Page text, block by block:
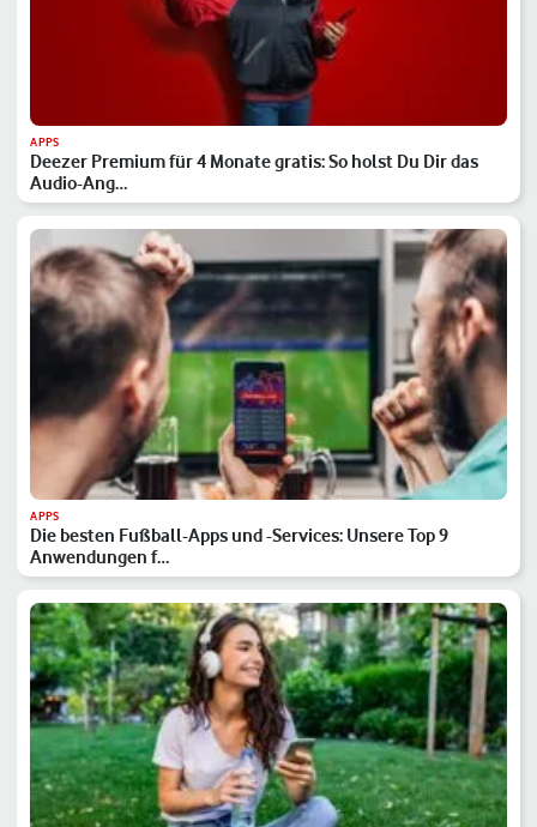
APPS
Deezer Premium für 4 Monate gratis: So holst Du Dir das
Audio-Ang…
APPS
Die besten Fußball-Apps und -Services: Unsere Top 9
Anwendungen f…